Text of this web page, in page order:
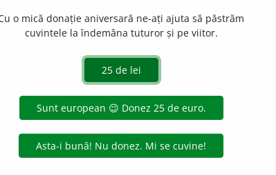
Copyright © 2004-2026 dexonline (https://dexonline.ro)
de pe acest site, inclusiv prin orice metode de extragere automată
scris, cu excepția seturilor de date oferite oficial spre utilizare
o mică donație aniversară ne-ați ajuta să păstrăm
cuvintele la îndemâna tuturor și pe viitor.